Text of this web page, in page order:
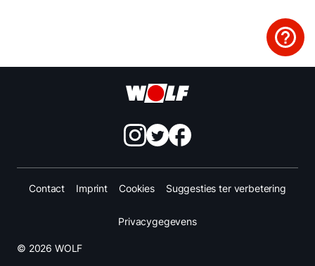
© 2026 WOLF
Contact Imprint Cookies Suggesties ter verbetering
Privacygegevens
Ook interessant?